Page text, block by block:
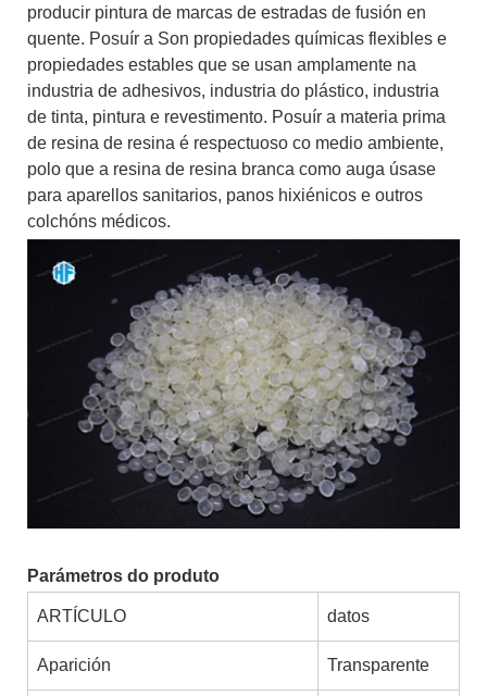
producir pintura de marcas de estradas de fusión en
quente. Posuír a Son propiedades químicas flexibles e
propiedades estables que se usan amplamente na
industria de adhesivos, industria do plástico, industria
de tinta, pintura e revestimento. Posuír a materia prima
de resina de resina é respectuoso co medio ambiente,
polo que a resina de resina branca como auga úsase
para aparellos sanitarios, panos hixiénicos e outros
colchóns médicos.
Parámetros do produto
ARTÍCULO datos
Aparición Transparente